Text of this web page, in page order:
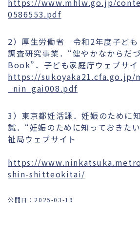
0586553.pdf
2）厚生労働省 令和2年度子ども
調査研究事業．“健やかなからだ
Book”．子ども家庭庁ウェブサイ
https://sukoyaka21.cfa.go.jp/
_nin_gai008.pdf
3）東京都妊活課．妊娠のために
識．“妊娠のために知っておきた
祉局ウェブサイト
https://
shin-shitteokitai/
公開日： 2025-03-19